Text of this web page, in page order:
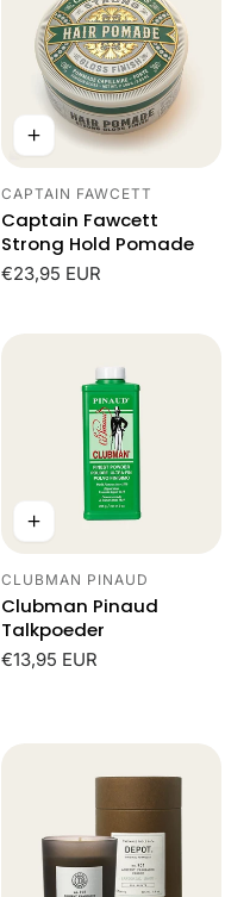
Leverancier:
CAPTAIN FAWCETT
Captain Fawcett
Strong Hold Pomade
Normale
€23,95 EUR
Leverancier:
CLUBMAN PINAUD
Clubman Pinaud
Talkpoeder
Normale
€13,95 EUR